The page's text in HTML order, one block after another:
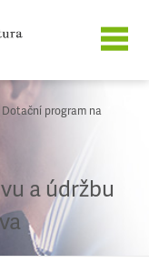
Dotační program na
a údržbu